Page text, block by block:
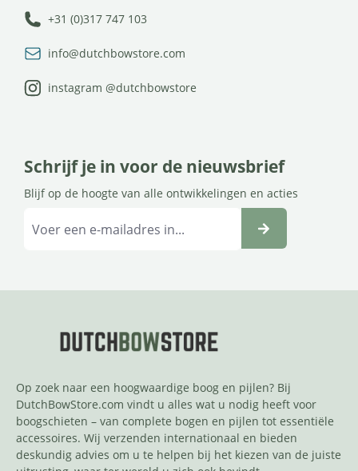
+31 (0)317 747 103
info@dutchbowstore.com
instagram @dutchbowstore
Schrijf je in voor de nieuwsbrief
Blijf op de hoogte van alle ontwikkelingen en acties
Op zoek naar een hoogwaardige boog en pijlen? Bij
DutchBowStore.com vindt u alles wat u nodig heeft voor
boogschieten – van complete bogen en pijlen tot essentiële
accessoires. Wij verzenden internationaal en bieden
deskundig advies om u te helpen bij het kiezen van de juiste